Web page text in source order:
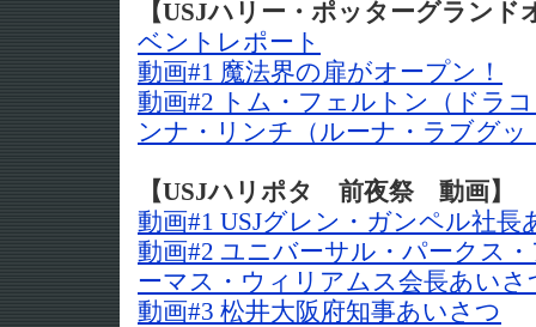
【USJハリー・ポッターグラン
ベントレポート
動画#1 魔法界の扉がオープン！
動画#2 トム・フェルトン（ドラ
ンナ・リンチ（ルーナ・ラブグッ
【USJハリポタ 前夜祭 動画】
動画#1 USJグレン・ガンペル社長
動画#2 ユニバーサル・パークス
ーマス・ウィリアムス会長あいさ
動画#3 松井大阪府知事あいさつ